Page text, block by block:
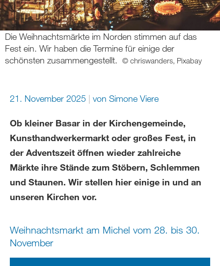
Die Weihnachtsmärkte im Norden stimmen auf das
Fest ein. Wir haben die Termine für einige der
schönsten zusammengestellt.
© chriswanders, Pixabay
21. November 2025 vonSimone Viere
Ob kleiner Basar in der Kirchengemeinde,
Kunsthandwerkermarkt oder großes Fest, in
der Adventszeit öffnen wieder zahlreiche
Märkte ihre Stände zum Stöbern, Schlemmen
und Staunen. Wir stellen hier einige in und an
unseren Kirchen vor.
Weihnachtsmarkt am Michel vom 28. bis 30.
November